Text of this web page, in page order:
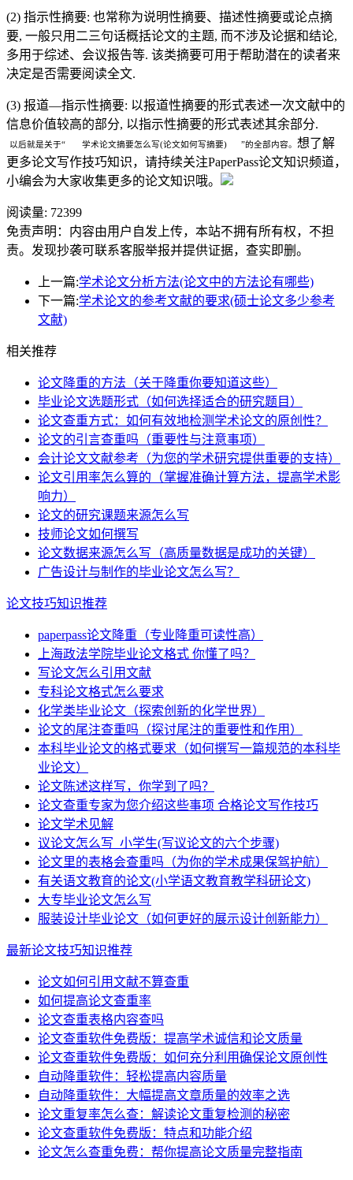
(2) 指示性摘要: 也常称为说明性摘要、描述性摘要或论点摘
要, 一般只用二三句话概括论文的主题, 而不涉及论据和结论,
多用于综述、会议报告等. 该类摘要可用于帮助潜在的读者来
决定是否需要阅读全文.
(3) 报道—指示性摘要: 以报道性摘要的形式表述一次文献中的
信息价值较高的部分, 以指示性摘要的形式表述其余部分.
以后就是关于“ 学术论文摘要怎么写(论文如何写摘要) ”的全部内容。 想了解
更多论文写作技巧知识，请持续关注PaperPass论文知识频道，
小编会为大家收集更多的论文知识哦。
阅读量: 72399
免责声明：内容由用户自发上传，本站不拥有所有权，不担
责。发现抄袭可联系客服举报并提供证据，查实即删。
上一篇:学术论文分析方法(论文中的方法论有哪些)
下一篇:学术论文的参考文献的要求(硕士论文多少参考
文献)
相关推荐
论文降重的方法（关于降重你要知道这些）
毕业论文选题形式（如何选择适合的研究题目）
论文查重方式：如何有效地检测学术论文的原创性？
论文的引言查重吗（重要性与注意事项）
会计论文文献参考（为您的学术研究提供重要的支持）
论文引用率怎么算的（掌握准确计算方法，提高学术影
响力）
论文的研究课题来源怎么写
技师论文如何撰写
论文数据来源怎么写（高质量数据是成功的关键）
广告设计与制作的毕业论文怎么写？
论文技巧知识推荐
paperpass论文降重（专业降重可读性高）
上海政法学院毕业论文格式 你懂了吗？
写论文怎么引用文献
专科论文格式怎么要求
化学类毕业论文（探索创新的化学世界）
论文的尾注查重吗（探讨尾注的重要性和作用）
本科毕业论文的格式要求（如何撰写一篇规范的本科毕
业论文）
论文陈述这样写，你学到了吗？
论文查重专家为您介绍这些事项 合格论文写作技巧
论文学术见解
议论文怎么写_小学生(写议论文的六个步骤)
论文里的表格会查重吗（为你的学术成果保驾护航）
有关语文教育的论文(小学语文教育教学科研论文)
大专毕业论文怎么写
服装设计毕业论文（如何更好的展示设计创新能力）
最新论文技巧知识推荐
论文如何引用文献不算查重
如何提高论文查重率
论文查重表格内容查吗
论文查重软件免费版：提高学术诚信和论文质量
论文查重软件免费版：如何充分利用确保论文原创性
自动降重软件：轻松提高内容质量
自动降重软件：大幅提高文章质量的效率之选
论文重复率怎么查：解读论文重复检测的秘密
论文查重软件免费版：特点和功能介绍
论文怎么查重免费：帮你提高论文质量完整指南